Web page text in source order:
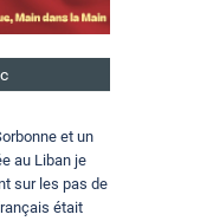
et un
au Liban je
sur les pas de
était